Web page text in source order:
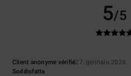
5/5
Client anonyme vérifié27. gennaio 2026
Soddisfatta